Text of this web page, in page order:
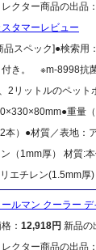
レクター商品の出品：
スタマーレビュー
品スペック]●検索用
付き。 ※m-8998抗
リットルのペット
重量
本）●材質／表地
（1mm厚） 材質:
エチレン(1.5mm厚)
ールマン クーラー
： 12,918円 新品の
レクター商品の出品：